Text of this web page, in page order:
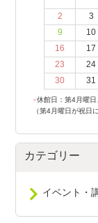
2
3
9
10
16
17
23
24
30
31
●休館日：第4月曜
（第4月曜日が祝日
カテゴリー
イベント・